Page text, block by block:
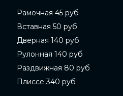
на систему
Они могут быть
электрически или
специальной системы.
могут быть
декоративный
вишневый, малиновый
рольшторы для дома,
Рамочная 45 руб
Вставная 50 руб
Дверная 140 руб
Рулонная 140 руб
Раздвижная 80 руб
Плиссе 340 руб